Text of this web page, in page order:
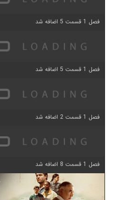
فصل 1 قسمت 5 اضافه شد
فصل 1 قسمت 5 اضافه شد
فصل 1 قسمت 2 اضافه شد
فصل 1 قسمت 8 اضافه شد